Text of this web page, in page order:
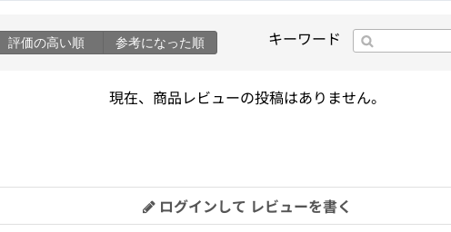
評価の高い順 参考になった順 キーワード
現在、商品レビューの投稿はありません。
ログインして レビューを書く